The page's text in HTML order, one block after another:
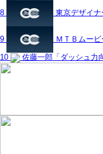
8 東京デザイ
9 ＭＴＢムー
10 佐藤一郎「ダッシュ力